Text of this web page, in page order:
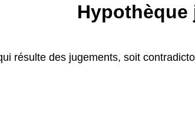
résulte des jugements, soit